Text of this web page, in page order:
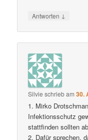
Antworten ↓
Silvie schriebam30.
1. Mirko
Infektionsschutz
stattfinden sollten
2. Dafür sprechen,